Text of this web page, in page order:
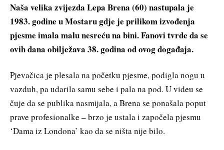
Naša velika zvijezda Lepa Brena (60) nastupala je
1983. godine u Mostaru gdje je prilikom izvođenja
pjesme imala malu nesreću na bini. Fanovi tvrde da se
ovih dana obilježava 38. godina od ovog događaja.
Pjevačica je plesala na početku pjesme, podigla nogu u
vazduh, pa udarila samu sebe i pala na pod. U videu se
čuje da se publika nasmijala, a Brena se ponašala poput
prave profesionalke – brzo je ustala i započela pjesmu
‘Dama iz Londona’ kao da se ništa nije bilo.